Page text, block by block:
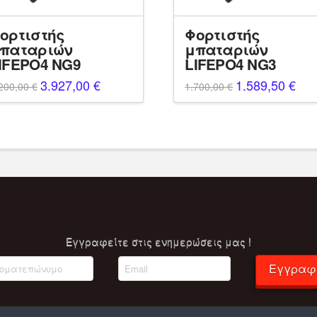
NG9
€ Original
price
was:
3.927,00€Η
τρέχουσα
τιμή
Φορτιστής
μπαταριών
LIFEPO4 NG3
1.700,00€ Original
price
was:
1.589,50€Η
τιμή
Eγγραφείτε στις ενημερώσεις μας !